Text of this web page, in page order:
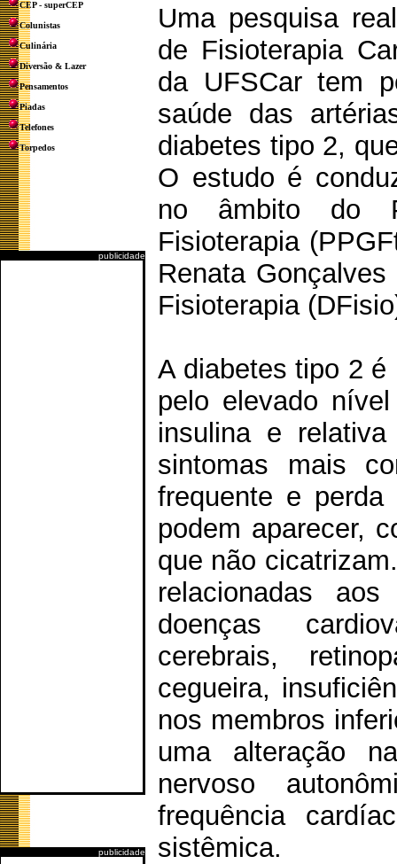
CEP - superCEP
Colunistas
Culinária
Diversão & Lazer
Pensamentos
Piadas
Telefones
Torpedos
publicidade
publicidade
Uma pesquisa
de Fisioterapia
da UFSCar tem
saúde das
diabetes tipo 2,
O estudo é
no âmbito do
Fisioterapia
Renata
Fisioterapia
A diabetes tipo 2
pelo elevado
insulina e
sintomas mais
frequente e
podem aparecer,
que não
relacionadas
doenças
cerebrais,
cegueira,
nos membros
uma alteração
nervoso
frequência
sistêmica.